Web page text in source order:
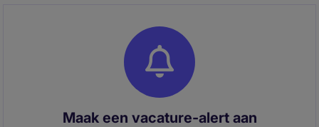
Maak een vacature-alert aan